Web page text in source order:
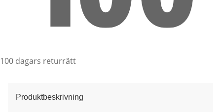
100 dagars returrätt
Produktbeskrivning